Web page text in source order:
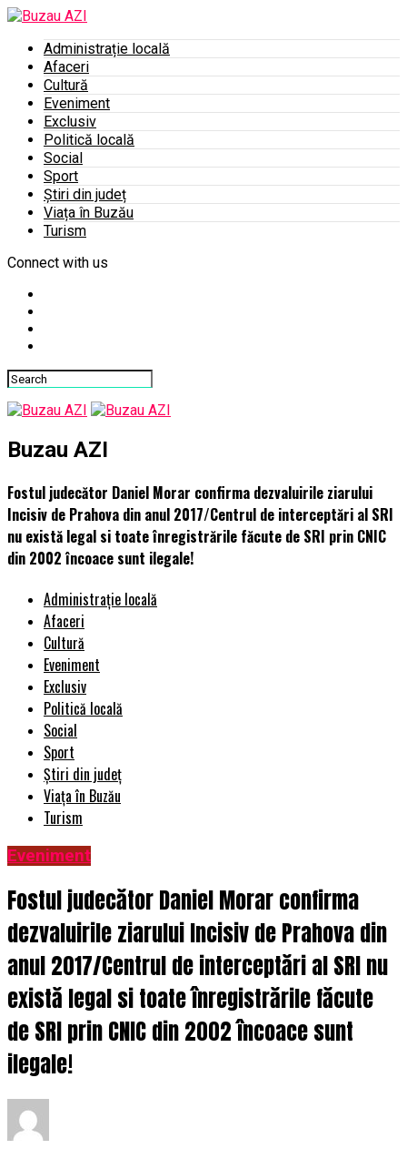
Administrație locală
Afaceri
Cultură
Eveniment
Exclusiv
Politică locală
Social
Sport
Știri din județ
Viața în Buzău
Turism
Connect with us
Buzau AZI
Fostul judecător Daniel Morar confirma dezvaluirile ziarului
Incisiv de Prahova din anul 2017/Centrul de interceptări al SRI
nu există legal si toate înregistrările făcute de SRI prin CNIC
din 2002 încoace sunt ilegale!
Administrație locală
Afaceri
Cultură
Eveniment
Exclusiv
Politică locală
Social
Sport
Știri din județ
Viața în Buzău
Turism
Eveniment
Fostul judecător Daniel Morar confirma
dezvaluirile ziarului Incisiv de Prahova din
anul 2017/Centrul de interceptări al SRI nu
există legal si toate înregistrările făcute
de SRI prin CNIC din 2002 încoace sunt
ilegale!